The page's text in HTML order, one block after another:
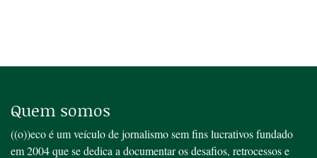
Quem somos
((o))eco é um veículo de jornalismo sem fins lucrativos fundado
em 2004 que se dedica a documentar os desafios, retrocessos e